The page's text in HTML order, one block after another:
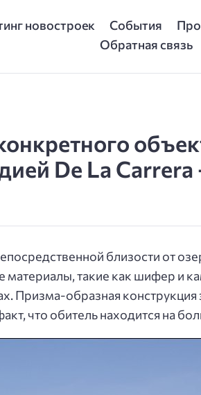
новостроек События
Обратная связь
De La
близости от
материалы, такие как шифер и
Призма-образная
что обитель находится на